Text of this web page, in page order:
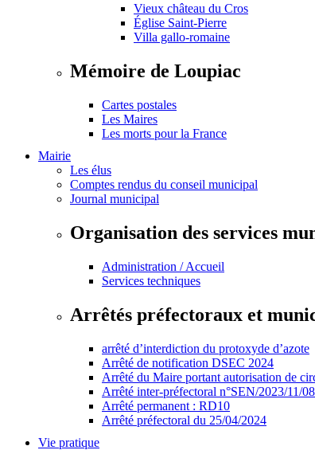
Vieux château du Cros
Église Saint-Pierre
Villa gallo-romaine
Mémoire de Loupiac
Cartes postales
Les Maires
Les morts pour la France
Mairie
Les élus
Comptes rendus du conseil municipal
Journal municipal
Organisation des services
Administration / Accueil
Services techniques
Arrêtés préfectoraux et
arrêté d’interdiction du protoxyde d’azote
Arrêté de notification DSEC 2024
Arrêté du Maire portant autorisation de
Arrêté inter-préfectoral n°SEN/2023/11/
Arrêté permanent : RD10
Arrêté préfectoral du 25/04/2024
Vie pratique